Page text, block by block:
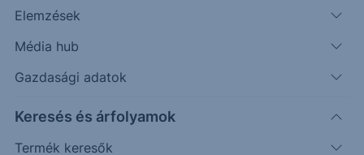
Elemzések
Média hub
Gazdasági adatok
Keresés és árfolyamok
Termék keresők
Erste Bank Protect Express One
Star EU Infrastructure EUR 25-28
ISIN: AT0000A3MZA6
Termék működését szemléltető grafikon